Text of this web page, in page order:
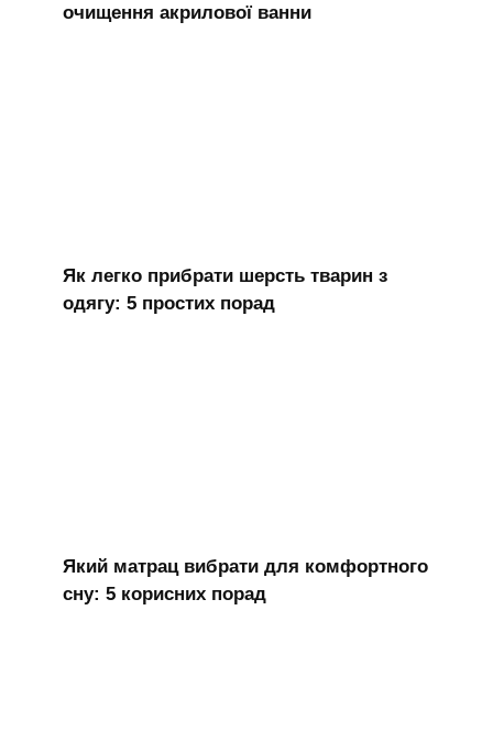
очищення акрилової ванни
Як легко прибрати шерсть тварин з
одягу: 5 простих порад
Який матрац вибрати для комфортного
сну: 5 корисних порад